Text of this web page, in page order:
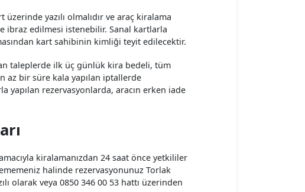
yazılı olmalıdır ve araç kiralama
ibraz edilmesi istenebilir. Sanal kartlarla
kart sahibinin kimliği teyit edilecektir.
taleplerde ilk üç günlük kira bedeli, tüm
az bir süre kala yapılan iptallerde
yapılan rezervasyonlarda, aracın erken iade
kiralamanızdan 24 saat önce yetkililer
halinde rezervasyonunuz Torlak
olarak veya 0850 346 00 53 hattı üzerinden